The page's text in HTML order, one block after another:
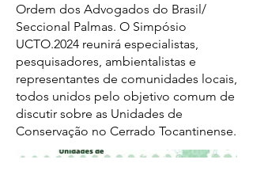
Ordem dos Advogados do Brasil/
Seccional Palmas. O Simpósio
UCTO.2024 reunirá especialistas,
pesquisadores, ambientalistas e
representantes de comunidades locais,
todos unidos pelo objetivo comum de
discutir sobre as Unidades de
Conservação no Cerrado Tocantinense.